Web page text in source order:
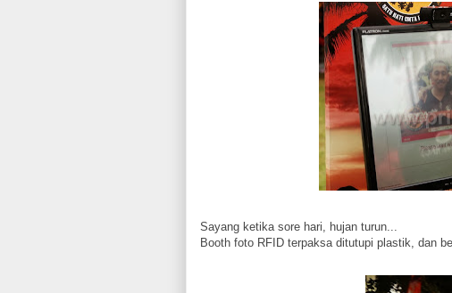
Sayang ketika sore hari, hujan turun...
Booth foto RFID terpaksa ditutupi plastik, dan